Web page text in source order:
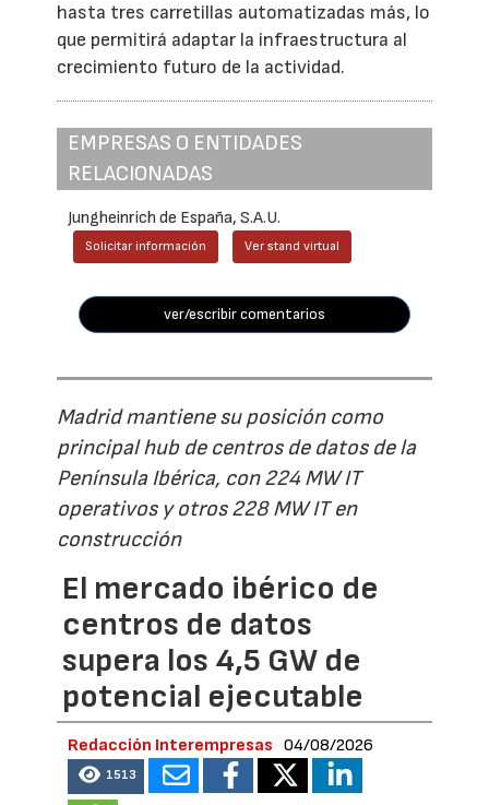
hasta tres carretillas automatizadas más, lo
que permitirá adaptar la infraestructura al
crecimiento futuro de la actividad.
EMPRESAS O ENTIDADES
RELACIONADAS
Jungheinrich de España, S.A.U.
Solicitar información Ver stand virtual
ver/escribir comentarios
Madrid mantiene su posición como
principal hub de centros de datos de la
Península Ibérica, con 224 MW IT
operativos y otros 228 MW IT en
construcción
El mercado ibérico de
centros de datos
supera los 4,5 GW de
potencial ejecutable
Redacción Interempresas 04/08/2026
1513